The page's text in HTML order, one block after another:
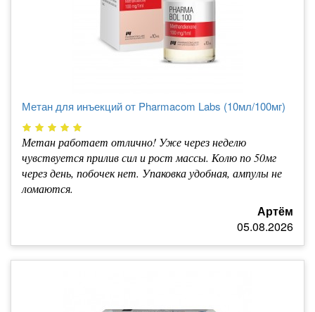
Метан для инъекций от Pharmacom Labs (10мл/100мг)
Метан работает отлично! Уже через неделю
чувствуется прилив сил и рост массы. Колю по 50мг
через день, побочек нет. Упаковка удобная, ампулы не
ломаются.
Артём
05.08.2026